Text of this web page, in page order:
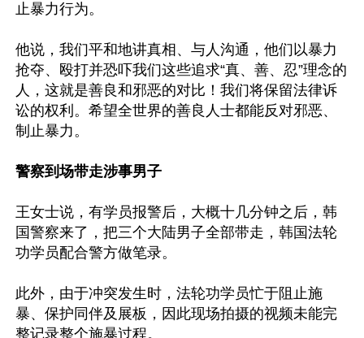
止暴力行为。
他说，我们平和地讲真相、与人沟通，他们以暴力
抢夺、殴打并恐吓我们这些追求“真、善、忍”理念的
人，这就是善良和邪恶的对比！我们将保留法律诉
讼的权利。希望全世界的善良人士都能反对邪恶、
制止暴力。
警察到场带走涉事男子
王女士说，有学员报警后，大概十几分钟之后，韩
国警察来了，把三个大陆男子全部带走，韩国法轮
功学员配合警方做笔录。
此外，由于冲突发生时，法轮功学员忙于阻止施
暴、保护同伴及展板，因此现场拍摄的视频未能完
整记录整个施暴过程。